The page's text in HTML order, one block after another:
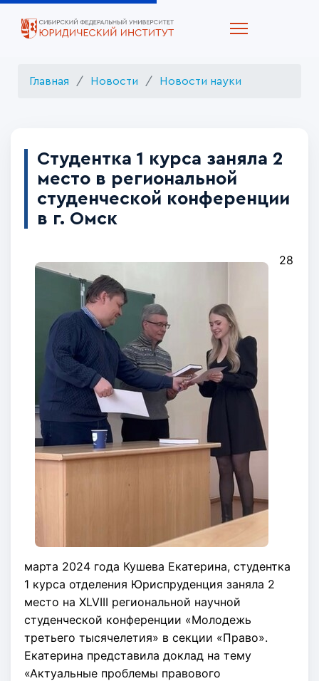
Главная Новости Новости науки
Студентка 1 курса заняла 2
место в региональной
студенческой конференции
в г. Омск
28
марта 2024 года Кушева Екатерина, студентка
1 курса отделения Юриспруденция заняла 2
место на XLVIII региональной научной
студенческой конференции «Молодежь
третьего тысячелетия» в секции «Право».
Екатерина представила доклад на тему
«Актуальные проблемы правового